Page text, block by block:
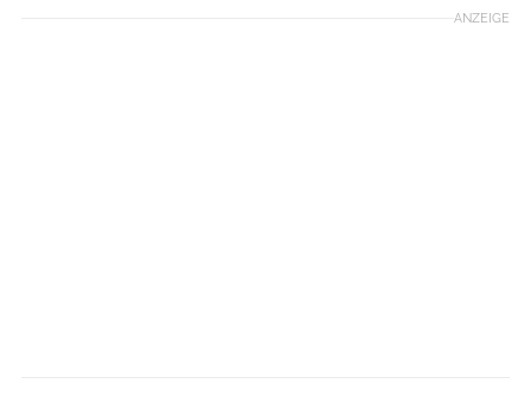
ANZEIGE